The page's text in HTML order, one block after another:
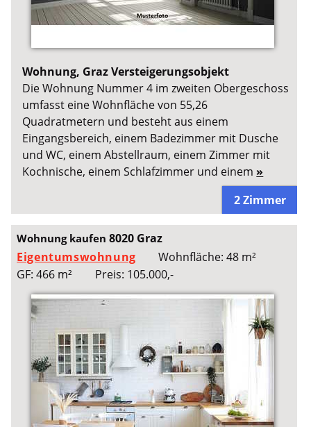
Wohnung, Graz Versteigerungsobjekt
Die Wohnung Nummer 4 im zweiten Obergeschoss
umfasst eine Wohnfläche von 55,26
Quadratmetern und besteht aus einem
Eingangsbereich, einem Badezimmer mit Dusche
und WC, einem Abstellraum, einem Zimmer mit
Kochnische, einem Schlafzimmer und einem »
2 Zimmer
Wohnung kaufen8020 Graz
Eigentumswohnung
Wohnfläche: 48 m²
GF: 466 m²
Preis: 105.000,-